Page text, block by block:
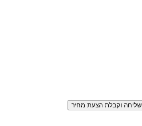
שליחה וקבלת הצעת מחיר